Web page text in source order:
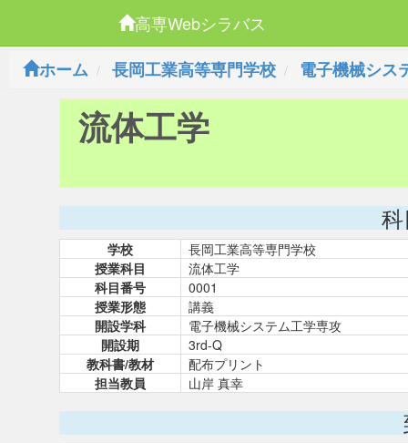
高専Webシラバス
ホーム
長岡工業高等専門学校 電子機械シス
流体工学
学校
長岡工業高等専門学校
授業科目
流体工学
科目番号
0001
授業形態
講義
開設学科
電子機械システム工学専攻
開設期
3rd-Q
教科書/教材
配布プリント
担当教員
山岸 真幸